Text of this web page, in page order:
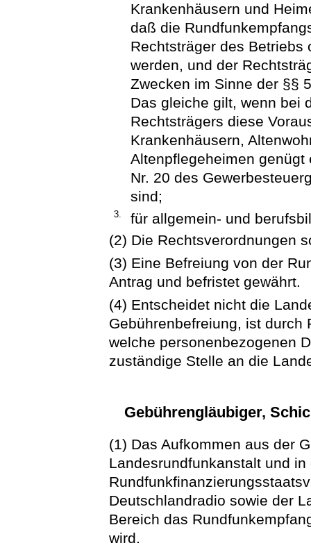
Krankenhäusern und
daß die
Rechtsträger des Betriebs
werden, und der
Zwecken im Sinne der §§
Das gleiche gilt, wenn bei
Rechtsträgers diese
Krankenhäusern,
Altenpflegeheimen
Nr. 20 des
sind;
3.
für allgemein- und
(2) Die Rechtsverordnungen
(3) Eine Befreiung von der
Antrag und befristet gewährt.
(4) Entscheidet nicht die
Gebührenbefreiung, ist durch
welche personenbezogenen
zuständige Stelle an die
Gebührengläubiger,
(1) Das Aufkommen aus der
Landesrundfunkanstalt und in
Deutschlandradio sowie der
Bereich das
wird.